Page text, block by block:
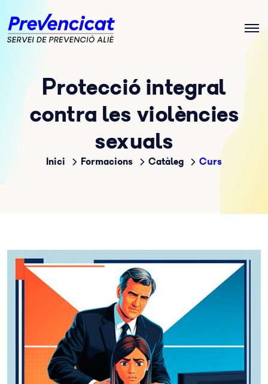
Protecció integral
contra les violències
sexuals
Inici Formacions Catàleg Curs